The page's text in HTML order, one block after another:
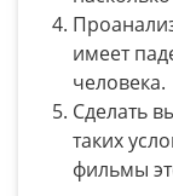
имеет
человека.
Сделать
таких
фильмы